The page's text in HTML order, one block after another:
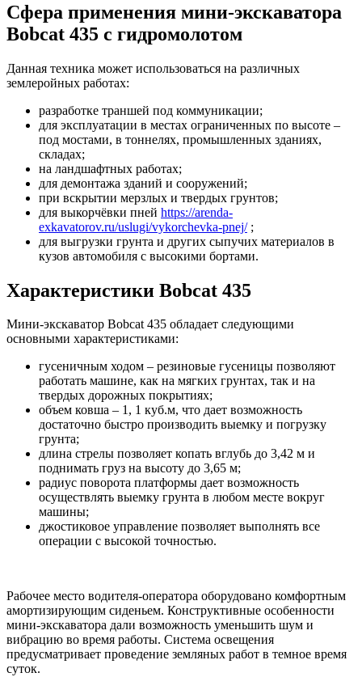
Сфера применения мини-экскаватора
Bobcat 435 с гидромолотом
Данная техника может использоваться на различных
землеройных работах:
разработке траншей под коммуникации;
для эксплуатации в местах ограниченных по высоте –
под мостами, в тоннелях, промышленных зданиях,
складах;
на ландшафтных работах;
для демонтажа зданий и сооружений;
при вскрытии мерзлых и твердых грунтов;
для выкорчёвки пней https://arenda-
exkavatorov.ru/uslugi/vykorchevka-pnej/;
для выгрузки грунта и других сыпучих материалов в
кузов автомобиля с высокими бортами.
Характеристики Bobcat 435
Мини-экскаватор Bobcat 435 обладает следующими
основными характеристиками:
гусеничным ходом – резиновые гусеницы позволяют
работать машине, как на мягких грунтах, так и на
твердых дорожных покрытиях;
объем ковша – 1, 1 куб.м, что дает возможность
достаточно быстро производить выемку и погрузку
грунта;
длина стрелы позволяет копать вглубь до 3,42 м и
поднимать груз на высоту до 3,65 м;
радиус поворота платформы дает возможность
осуществлять выемку грунта в любом месте вокруг
машины;
джостиковое управление позволяет выполнять все
операции с высокой точностью.
Рабочее место водителя-оператора оборудовано комфортным
амортизирующим сиденьем. Конструктивные особенности
мини-экскаватора дали возможность уменьшить шум и
вибрацию во время работы. Система освещения
предусматривает проведение земляных работ в темное время
суток.